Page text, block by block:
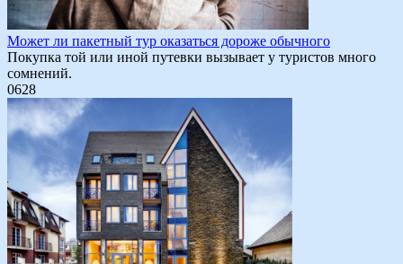
Может ли пакетный тур оказаться дороже обычного
Покупка той или иной путевки вызывает у туристов много
сомнений.
0628